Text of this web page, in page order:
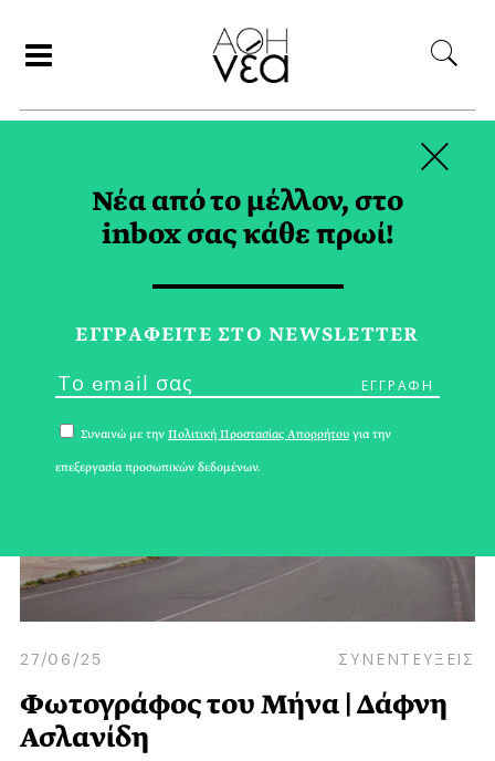
ΙΟΥΝΙΟΣ 2025
27/06/25 ΣΥΝΕΝΤΕΥΞΕΙΣ
Φωτογράφος του Μήνα | Δάφνη
Ασλανίδη
Νέα από το μέλλον, στο
inbox σας κάθε πρωί!
ΕΓΓPΑΦΕΙΤΕ ΣΤΟ NEWSLETTER
Συναινώ με την Πολιτική Προστασίας Απορρήτου για την
επεξεργασία προσωπικών δεδομένων.
×